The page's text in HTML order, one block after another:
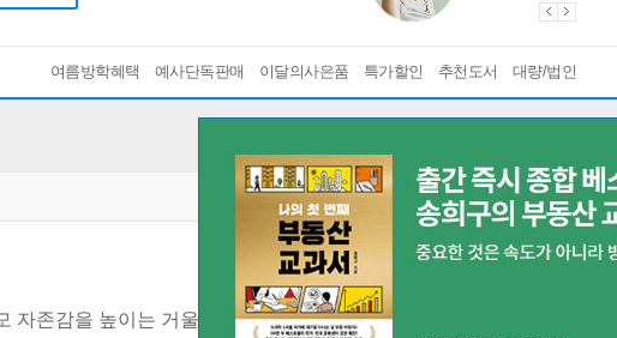
여름방학혜택 예사단독판매 이달의사은품 특가할인 추천도서 대량/법인
자존감을 높이는 거울 심리학